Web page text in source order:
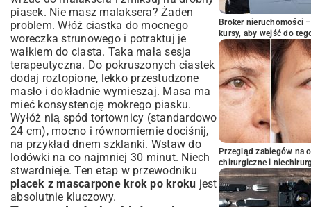
piasek. Nie masz malaksera? Żaden
problem. Włóż ciastka do mocnego
woreczka strunowego i potraktuj je
wałkiem do ciasta. Taka mała sesja
terapeutyczna. Do pokruszonych ciastek
dodaj roztopione, lekko przestudzone
masło i dokładnie wymieszaj. Masa ma
mieć konsystencję mokrego piasku.
Wyłóż nią spód tortownicy (standardowo
24 cm), mocno i równomiernie dociśnij,
na przykład dnem szklanki. Wstaw do
lodówki na co najmniej 30 minut. Niech
stwardnieje. Ten etap w przewodniku
placek z mascarpone krok po kroku jest
absolutnie kluczowy.
Broker nieruchomości
kursy, aby wejść do
Przegląd zabiegów na
chirurgiczne i